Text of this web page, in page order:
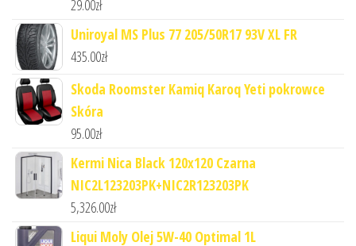
29.00zł
Uniroyal MS Plus 77 205/50R17 93V XL FR
435.00zł
Skoda Roomster Kamiq Karoq Yeti pokrowce
Skóra
95.00zł
Kermi Nica Black 120x120 Czarna
NIC2L123203PK+NIC2R123203PK
5,326.00zł
Liqui Moly Olej 5W-40 Optimal 1L